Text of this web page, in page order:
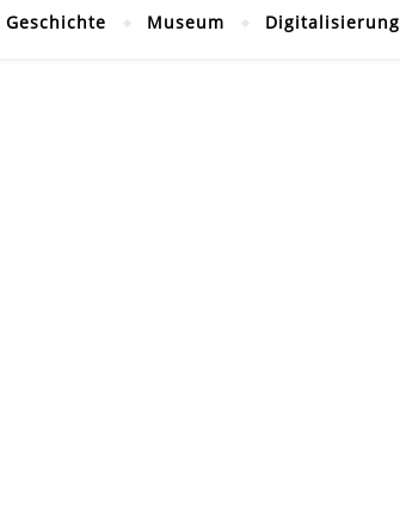
Geschichte Museum Digitalisierung